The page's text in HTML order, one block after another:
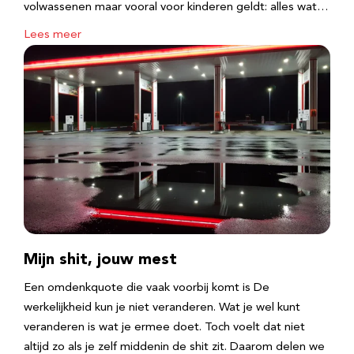
volwassenen maar vooral voor kinderen geldt: alles wat…
Lees meer
Mijn shit, jouw mest
Een omdenkquote die vaak voorbij komt is De
werkelijkheid kun je niet veranderen. Wat je wel kunt
veranderen is wat je ermee doet. Toch voelt dat niet
altijd zo als je zelf middenin de shit zit. Daarom delen we